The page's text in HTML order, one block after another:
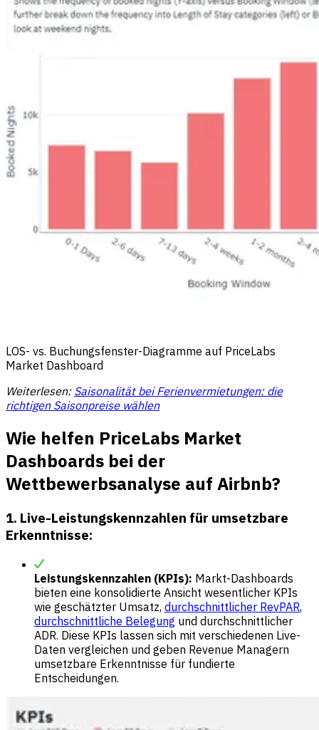
LOS- vs. Buchungsfenster-Diagramme auf PriceLabs
Market Dashboard
Weiterlesen: Saisonalität bei Ferienvermietungen: die
richtigen Saisonpreise wählen
Wie helfen PriceLabs Market
Dashboards bei der
Wettbewerbsanalyse auf Airbnb?
1. Live-Leistungskennzahlen für umsetzbare
Erkenntnisse:
Leistungskennzahlen (KPIs): Markt-Dashboards
bieten eine konsolidierte Ansicht wesentlicher KPIs
wie geschätzter Umsatz, durchschnittlicher RevPAR,
durchschnittliche Belegung und durchschnittlicher
ADR. Diese KPIs lassen sich mit verschiedenen Live-
Daten vergleichen und geben Revenue Managern
umsetzbare Erkenntnisse für fundierte
Entscheidungen.